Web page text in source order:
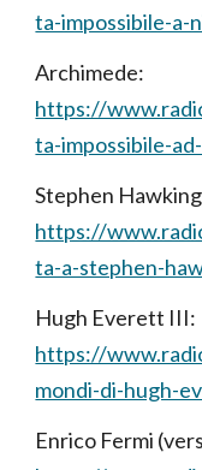
ta-impossibile-a-
Archimede:
https://
ta-impossibile-
Stephen Hawking
https://
ta-a-stephen-
Hugh Everett III:
https://
mondi-di-hugh-
Enrico Fermi